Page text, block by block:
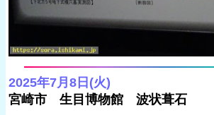
2025年7月8日(火)
宮崎市 生目博物館 波状葺石